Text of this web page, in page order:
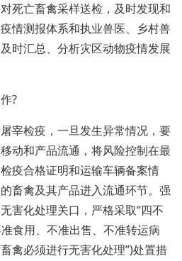
死亡畜禽采样送检，及时发现和
情测报体系和执业兽医、乡村兽
时汇总、分析灾区动物疫情发展
?
宰检疫，一旦发生异常情况，要
动和产品流通，将风险控制在最
疫合格证明和运输车辆备案情
畜禽及其产品进入流通环节。强
害化处理关口，严格采取“四不
食用、不准出售、不准转运病
禽必须进行无害化处理”)处置措